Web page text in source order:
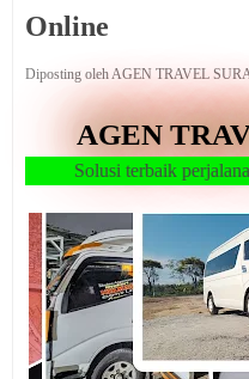
Online
Diposting oleh AGEN TRAVEL
AGEN
perjalanan anda ...!!